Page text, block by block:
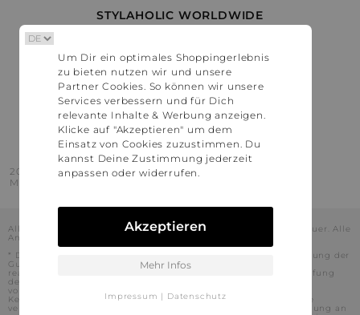
STYLAHOLIC WORLDWIDE
Österreich
Schweiz
France
United States
2016 - 2026 © Stylaholic.
Made for you with love in munich.
Alle Preise inkl. der jeweils geltenden gesetzlichen Mehrwertsteuer. Alle
Angaben ohne Gewähr.
* Die angezeigten Preise beinhalten Rabatte, die durch die Nutzung der
Gutschein-Codes auf den Seiten unserer Partner voraussichtlich
realisiert werden können. Stylaholic führt keine vollständige Prüfung
der Gutschein-Codes durch und es kann daher in Einzelfällen
vorkommen, dass die Gutscheine abweichend von unserem
Kenntnisstand bei dem jeweiligen Shop nicht oder nur teilweise
verwendet werden können. Darüber hinaus kann deren Verwendung an
Um Dir ein optimales Shoppingerlebnis
zu bieten nutzen wir und unsere
Partner Cookies. So können wir unsere
Services verbessern und für Dich
relevante Inhalte & Werbung anzeigen.
Klicke auf "Akzeptieren" um dem
Einsatz von Cookies zuzustimmen. Du
kannst Deine Zustimmung jederzeit
anpassen oder widerrufen.
Akzeptieren
Mehr Infos
Impressum | Datenschutz